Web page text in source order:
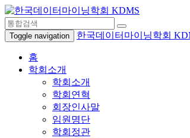
Toggle navigation 한국데이터마이닝학회
홈
학회소개
학회소개
학회연혁
회장인사말
임원명단
학회정관